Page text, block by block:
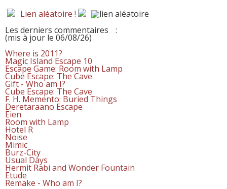
Lien aléatoire !
Les derniers commentaires
:
(mis à jour le 06/08/26)
Where is 2011?
Magic Island Escape 10
Escape Game: Room with Lamp
Cube Escape: The Cave
Gift - Who am I?
Cube Escape: The Cave
F. H. Memento: Buried Things
Deretaraano Escape
Eien
Room with Lamp
Hotel R
Noise
Mimic
Burz-City
Usual Days
Hermit Rabi and Wonder Fountain
Etude
Remake - Who am I?